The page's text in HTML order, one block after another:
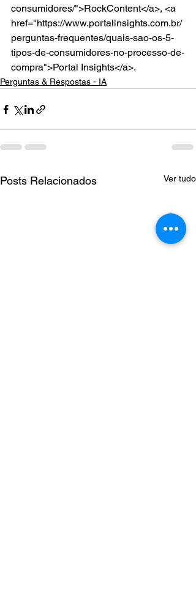
consumidores/">RockContent</a>, <a
href="https://www.portalinsights.com.br/
perguntas-frequentes/quais-sao-os-5-
tipos-de-consumidores-no-processo-de-
compra">Portal Insights</a>.
Perguntas & Respostas - IA
Posts Relacionados Ver tudo